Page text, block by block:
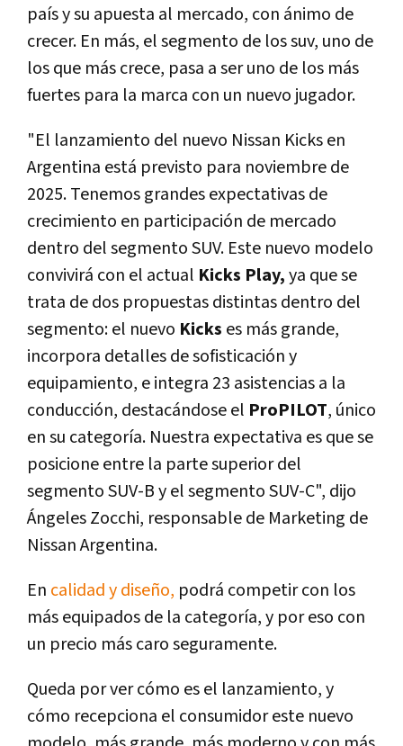
país y su apuesta al mercado, con ánimo de
crecer. En más, el segmento de los suv, uno de
los que más crece, pasa a ser uno de los más
fuertes para la marca con un nuevo jugador.
"El lanzamiento del nuevo Nissan Kicks en
Argentina está previsto para noviembre de
2025. Tenemos grandes expectativas de
crecimiento en participación de mercado
dentro del segmento SUV. Este nuevo modelo
convivirá con el actual Kicks Play,ya que se
trata de dos propuestas distintas dentro del
segmento: el nuevo Kicks es más grande,
incorpora detalles de sofisticación y
equipamiento, e integra 23 asistencias a la
conducción, destacándose el ProPILOT, único
en su categoría. Nuestra expectativa es que se
posicione entre la parte superior del
segmento SUV-B y el segmento SUV-C", dijo
Ángeles Zocchi, responsable de Marketing de
Nissan Argentina.
En calidad y diseño, podrá competir con los
más equipados de la categoría, y por eso con
un precio más caro seguramente.
Queda por ver cómo es el lanzamiento, y
cómo recepciona el consumidor este nuevo